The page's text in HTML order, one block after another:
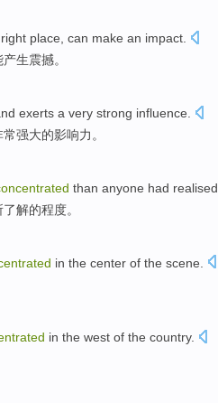
right place can make an impact
产生震撼。
exerts a very strong influence
常强大的影响力。
than anyone had realised
了解的程度。
in the center of the scene
in the west of the country.